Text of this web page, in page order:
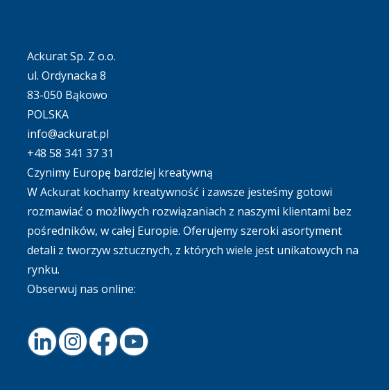
Ackurat Sp. Z o.o.
ul. Ordynacka 8
83-050 Bąkowo
POLSKA
info@ackurat.pl
+48 58 341 37 31
Czynimy Europę bardziej kreatywną
W Ackurat kochamy kreatywność i zawsze jesteśmy gotowi
rozmawiać o możliwych rozwiązaniach z naszymi klientami bez
pośredników, w całej Europie. Oferujemy szeroki asortyment
detali z tworzyw sztucznych, z których wiele jest unikatowych na
rynku.
Obserwuj nas online:
LinkedInInstagramFacebookYoutube